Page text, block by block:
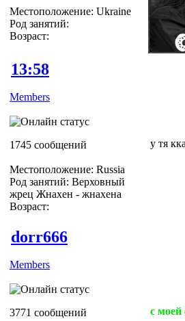
Местоположение: Ukraine
Род занятий:
Возраст:
13:58
Members
1745 сообщений
Местоположение: Russia
Род занятий: Верховный
жрец Жнахен - жнахена
Возраст:
у тя
dorr666
Members
3771 сообщений с моей